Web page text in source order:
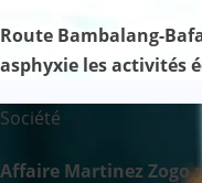
Route Bambalang-
asphyxie les activités
Société
Affaire Martinez Zogo